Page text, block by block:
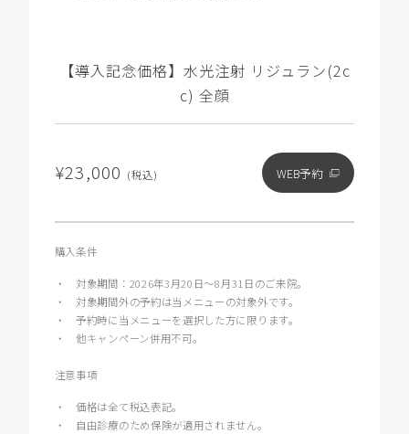
【導入記念価格】水光注射 リジュラン(2c
c) 全顔
¥23,000 (税込) WEB予約
購入条件
・ 対象期間：2026年3月20日〜8月31日のご来院。
・ 対象期間外の予約は当メニューの対象外です。
・予約時に当メニューを選択した方に限ります。
・他キャンペーン併用不可。
注意事項
・価格は全て税込表記。
・
自由診療のため保険が適用されません。